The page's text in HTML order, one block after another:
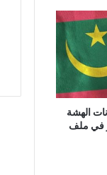
الهشة
في ملف